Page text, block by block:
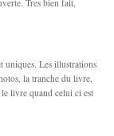
Tres bien fait,
uniques. Les illustrations
la tranche du livre,
livre quand celui ci est